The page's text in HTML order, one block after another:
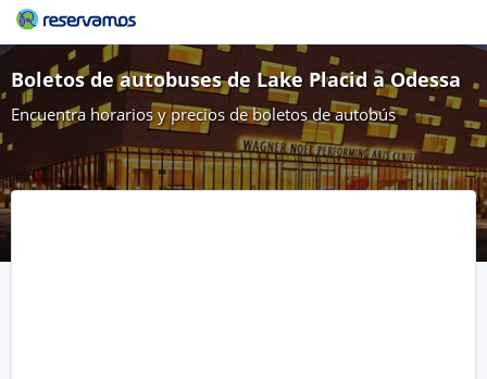
Boletos de autobuses de Lake Placid a Odessa
Encuentra horarios y precios de boletos de autobús